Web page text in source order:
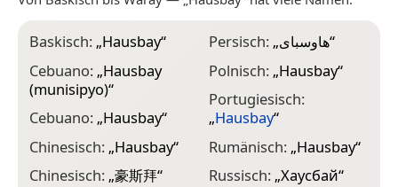
Baskisch: „Hausbay“
Cebuano: „Hausbay
(munisipyo)“
Cebuano: „Hausbay“
Chinesisch: „Hausbay“
Chinesisch: „豪斯拜“
Persisch: „هاوسبای“
Polnisch: „Hausbay“
Portugiesisch:
„Hausbay“
Rumänisch: „Hausbay“
Russisch: „Хаусбай“